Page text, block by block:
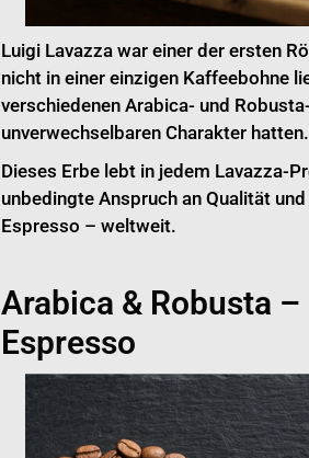
Luigi Lavazza war einer der ersten
nicht in einer einzigen Kaffeebohne
verschiedenen Arabica- und
unverwechselbaren Charakter hatten.
Dieses Erbe lebt in jedem Lavazza-
unbedingte Anspruch an Qualität
Espresso – weltweit.
Arabica & Robusta
Espresso